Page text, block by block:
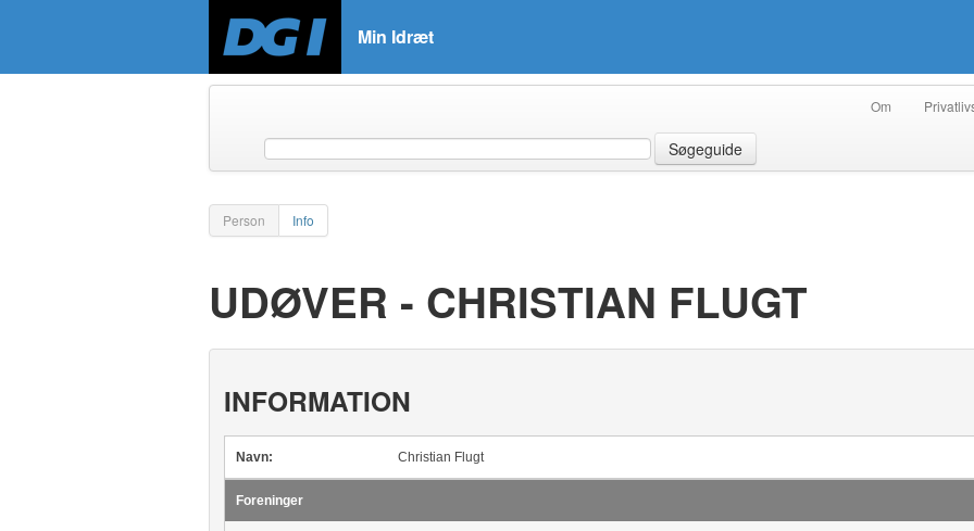
Min Idræt
Om
Søgeguide
Person Info
UDØVER - CHRISTIAN FLUGT
INFORMATION
Navn: Christian Flugt
Foreninger